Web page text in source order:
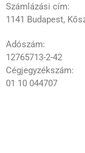
Számlázási cím:
1141 Budapest,
Adószám:
12765713-2-42
Cégjegyzékszám:
01 10 044707